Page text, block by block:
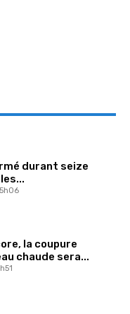
durant seize
la coupure
chaude sera...